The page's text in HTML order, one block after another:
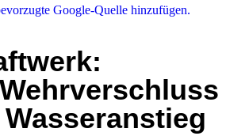
Google-Quelle hinzufügen.